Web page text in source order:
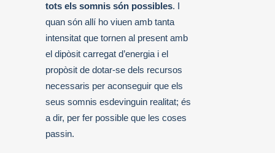
tots els somnis són possibles. I
quan són allí ho viuen amb tanta
intensitat que tornen al present amb
el dipòsit carregat d’energia i el
propòsit de dotar-se dels recursos
necessaris per aconseguir que els
seus somnis esdevinguin realitat; és
a dir, per fer possible que les coses
passin.